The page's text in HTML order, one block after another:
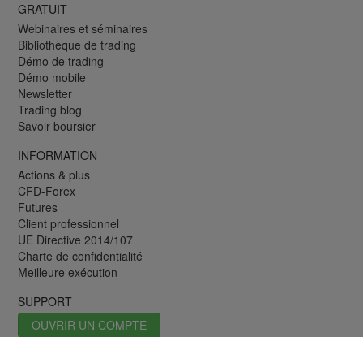
GRATUIT
Webinaires et séminaires
Bibliothèque de trading
Démo de trading
Démo mobile
Newsletter
Trading blog
Savoir boursier
INFORMATION
Actions & plus
CFD-Forex
Futures
Client professionnel
UE Directive 2014/107
Charte de confidentialité
Meilleure exécution
SUPPORT
OUVRIR UN COMPTE